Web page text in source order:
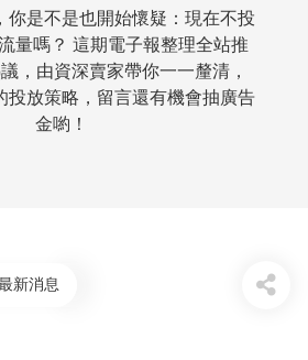
你是不是也開始懷疑：現在不投
量嗎？ 這期電子報整理全站推
，由資深賣家帶你一一釐清，
投放策略，留言還有機會抽廣告
金喲！
新消息